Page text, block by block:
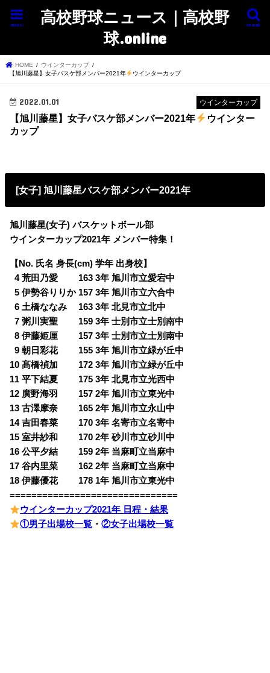
高校野球ニュース｜高校野
球.online
search
menu
HOME
ウインターカップ
【旭川藤星】女子バスケ部メンバー2021年
ウインターカップ
ウインターカップ
2022.01.01
【旭川藤星】女子バスケ部メンバー2021年
ウインター
カップ
[女子] 旭川藤星バスケ部メンバー2021年
旭川藤星(女子) バスケットボール部
ウインターカップ2021年 メンバー特集！
【No. 氏名 身長(cm) 学年 出身校】
04 荒田乃愛 163 3年 旭川市立愛宕中
05 伊勢谷りりか 157 3年 旭川市立六合中
06 土橋ななみ 163 3年 北見市立北中
07 粥川実聖 159 3年 士別市立士別南中
08 伊藤姫厘 157 3年 士別市立士別南中
09 朝日彩花 155 3年 旭川市立緑が丘中
10 髙橋禎加 172 3年 旭川市立緑が丘中
11 平下結夏 175 3年 北見市立光西中
12 廣野海羽 157 2年 旭川市立東光中
13 古澤摩奈 165 2年 旭川市立永山中
14 吉田春菜 170 3年 名寄市立名寄中
15 室井紗和 170 2年 砂川市立砂川中
16 公平夕結 159 2年 当麻町立当麻中
17 谷内里菜 162 2年 当麻町立当麻中
18 伊藤優花 178 1年 旭川市立東光中
===============================
ウインターカップ2021年 日程・結果
①男子出場校一覧 ・②女子出場校一覧